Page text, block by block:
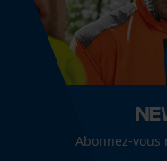
Abonnez-